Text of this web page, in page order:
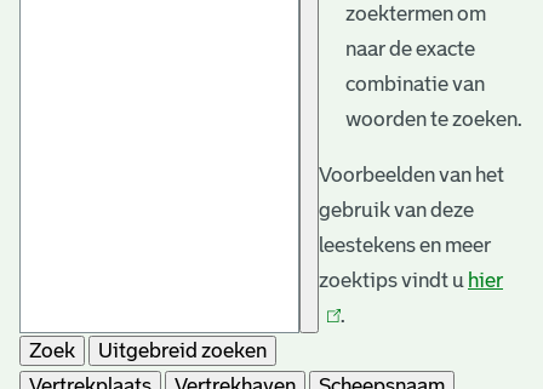
zoektermen om
naar de exacte
combinatie van
woorden te zoeken.
Voorbeelden van het
gebruik van deze
leestekens en meer
zoektips vindt u hier
.
Zoek
Uitgebreid zoeken